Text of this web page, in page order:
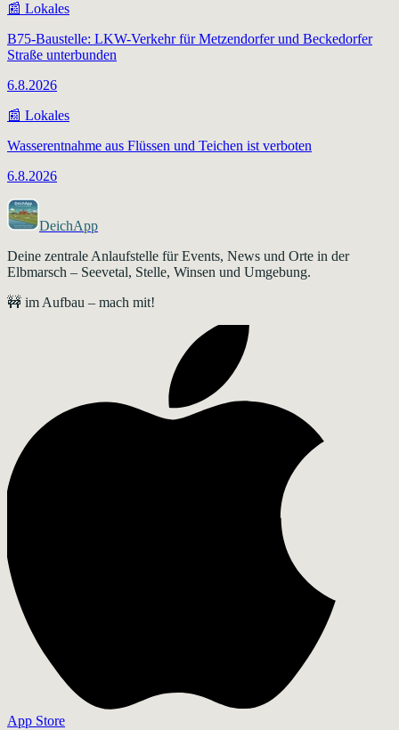
📰 Lokales
B75-Baustelle: LKW-Verkehr für Metzendorfer und Beckedorfer
Straße unterbunden
6.8.2026
📰 Lokales
Wasserentnahme aus Flüssen und Teichen ist verboten
6.8.2026
DeichApp
Deine zentrale Anlaufstelle für Events, News und Orte in der
Elbmarsch – Seevetal, Stelle, Winsen und Umgebung.
🚧 im Aufbau – mach mit!
App Store